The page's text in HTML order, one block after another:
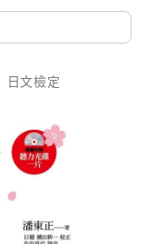
日文檢定